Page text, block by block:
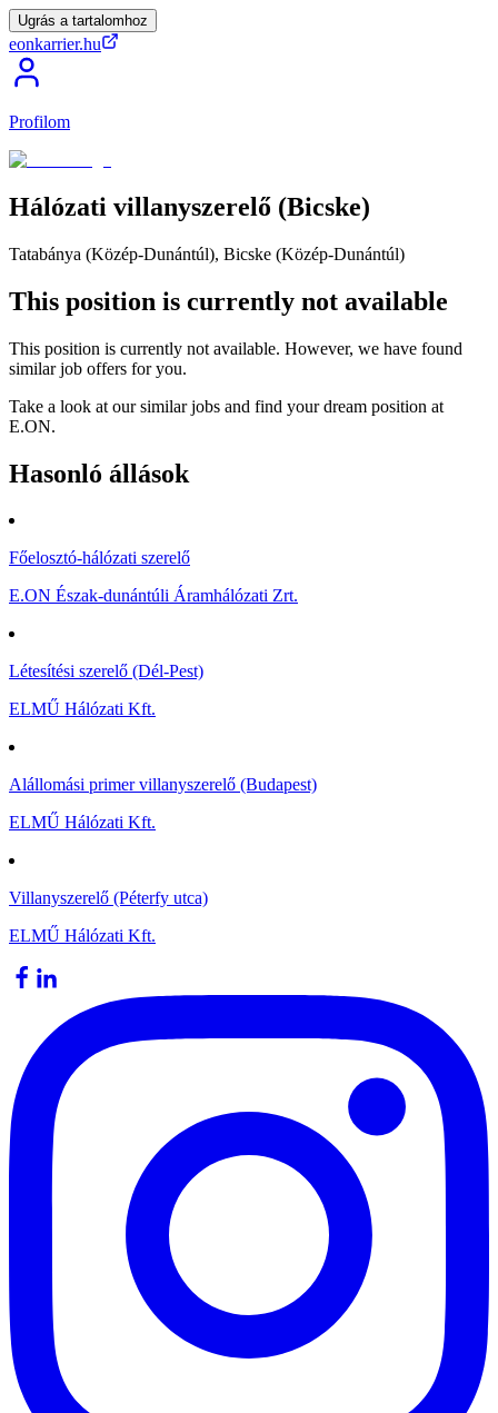
Ugrás a tartalomhoz
eonkarrier.hu
Profilom
Hálózati villanyszerelő (Bicske)
Tatabánya (Közép-Dunántúl), Bicske (Közép-Dunántúl)
This position is currently not available
This position is currently not available. However, we have found
similar job offers for you.
Take a look at our similar jobs and find your dream position at
E.ON.
Hasonló állások
Főelosztó-hálózati szerelő
E.ON Észak-dunántúli Áramhálózati Zrt.
Létesítési szerelő (Dél-Pest)
ELMŰ Hálózati Kft.
Alállomási primer villanyszerelő (Budapest)
ELMŰ Hálózati Kft.
Villanyszerelő (Péterfy utca)
ELMŰ Hálózati Kft.